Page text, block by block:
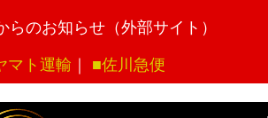
らのお知らせ（外部サイト）
マト運輸 ■佐川急便